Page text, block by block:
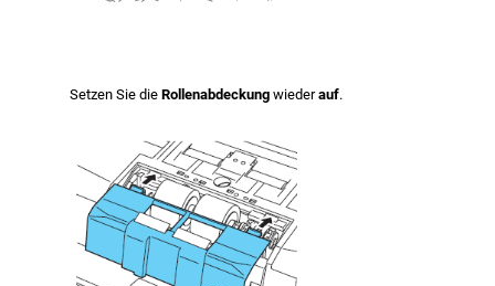
Setzen Sie dieRollenabdeckungwiederauf.